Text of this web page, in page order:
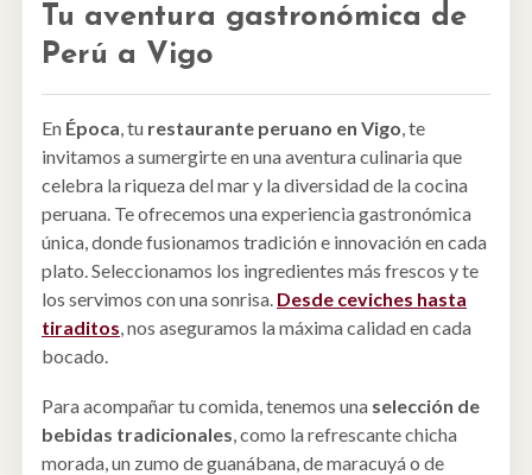
Tu aventura gastronómica de
Perú a Vigo
En Época , tu restaurante peruano en Vigo , te
invitamos a sumergirte en una aventura culinaria que
celebra la riqueza del mar y la diversidad de la cocina
peruana. Te ofrecemos una experiencia gastronómica
única, donde fusionamos tradición e innovación en cada
plato. Seleccionamos los ingredientes más frescos y te
los servimos con una sonrisa. Desde ceviches hasta
tiraditos , nos aseguramos la máxima calidad en cada
bocado.
Para acompañar tu comida, tenemos una selección de
bebidas tradicionales , como la refrescante chicha
morada, un zumo de guanábana, de maracuyá o de